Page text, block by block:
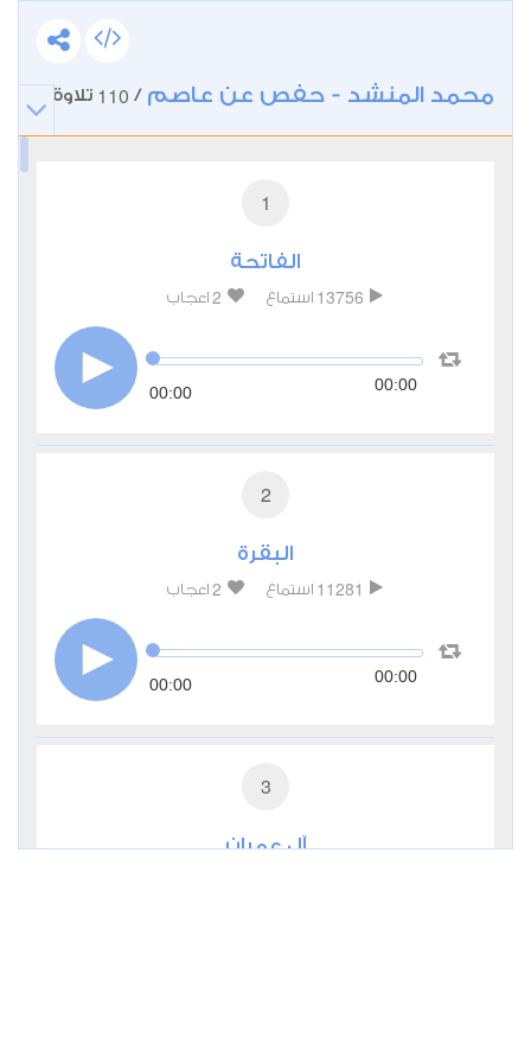
محمد المنشد - حفص عن عاصم /
110 تلاوة
1
الفاتحة
13756 استماع 2 اعجاب
00:00 00:00
2
البقرة
11281 استماع 2 اعجاب
00:00 00:00
3
آل عمران